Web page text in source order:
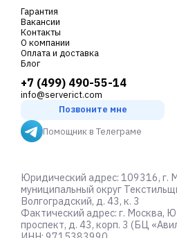
Гарантия
Вакансии
Контакты
О компании
Оплата и доставка
Блог
+7 (499) 490-55-14
info@serverict.com
Позвоните мне
Помощник в Телеграме
Юридический адрес: 109316, г.
муниципальный округ
Волгоградский, д. 43, к. 3
Фактический адрес: г. Москва,
проспект, д. 43, корп. 3 (БЦ